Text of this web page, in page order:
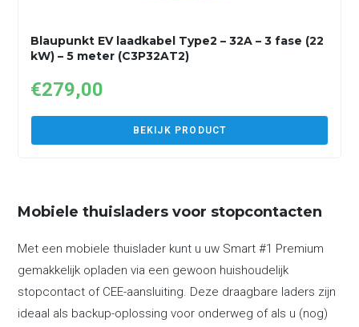
Blaupunkt EV laadkabel Type2 – 32A – 3 fase (22
kW) – 5 meter (C3P32AT2)
€279,00
BEKIJK PRODUCT
Mobiele thuisladers voor stopcontacten
Met een mobiele thuislader kunt u uw Smart #1 Premium
gemakkelijk opladen via een gewoon huishoudelijk
stopcontact of CEE-aansluiting. Deze draagbare laders zijn
ideaal als backup-oplossing voor onderweg of als u (nog)